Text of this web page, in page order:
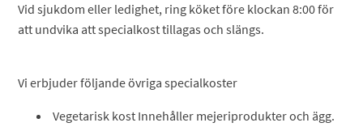
Vid sjukdom eller ledighet, ring köket före klockan 8:00 för
att undvika att specialkost tillagas och slängs.
Vi erbjuder följande övriga specialkoster
Vegetarisk kost Innehåller mejeriprodukter och ägg.